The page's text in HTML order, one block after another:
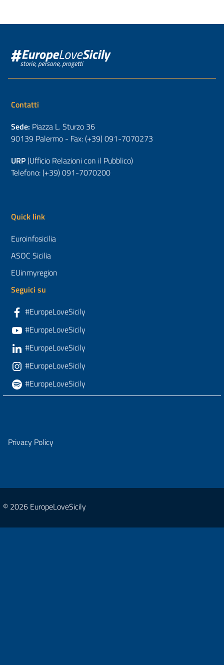
Contatti
Sede: Piazza L. Sturzo 36
90139 Palermo - Fax: (+39) 091-7070273
URP(Ufficio Relazioni con il Pubblico)
Telefono: (+39) 091-7070200
Quick link
Euroinfosicilia
ASOC Sicilia
EUinmyregion
Seguici su
#EuropeLoveSicily
#EuropeLoveSicily
#EuropeLoveSicily
#EuropeLoveSicily
#EuropeLoveSicily
Privacy Policy
© 2026 EuropeLoveSicily